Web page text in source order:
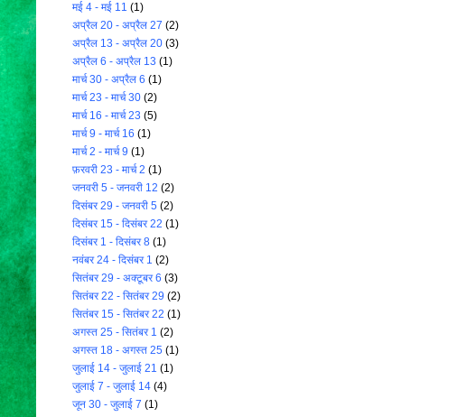
मई 4 - मई 11 (1)
अप्रैल 20 - अप्रैल 27 (2)
अप्रैल 13 - अप्रैल 20 (3)
अप्रैल 6 - अप्रैल 13 (1)
मार्च 30 - अप्रैल 6 (1)
मार्च 23 - मार्च 30 (2)
मार्च 16 - मार्च 23 (5)
मार्च 9 - मार्च 16 (1)
मार्च 2 - मार्च 9 (1)
फ़रवरी 23 - मार्च 2 (1)
जनवरी 5 - जनवरी 12 (2)
दिसंबर 29 - जनवरी 5 (2)
दिसंबर 15 - दिसंबर 22 (1)
दिसंबर 1 - दिसंबर 8 (1)
नवंबर 24 - दिसंबर 1 (2)
सितंबर 29 - अक्टूबर 6 (3)
सितंबर 22 - सितंबर 29 (2)
सितंबर 15 - सितंबर 22 (1)
अगस्त 25 - सितंबर 1 (2)
अगस्त 18 - अगस्त 25 (1)
जुलाई 14 - जुलाई 21 (1)
जुलाई 7 - जुलाई 14 (4)
जून 30 - जुलाई 7 (1)